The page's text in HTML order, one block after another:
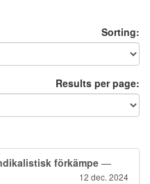
Sorting:
Results per page:
förkämpe —
12 dec. 2024